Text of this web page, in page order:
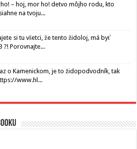
– hoj, mor ho! detvo môjho rodu, kto
na tvoju...
si tu všetci, že tento židoloj, má byť
?! Porovnajte...
o Kamenickom, je to židopodvodník, tak
www.hl...